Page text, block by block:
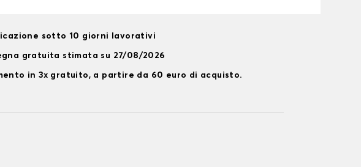
sotto 10 giorni lavorativi
gratuita stimata su 27/08/2026
in 3x gratuito, a partire da 60 euro di acquisto.